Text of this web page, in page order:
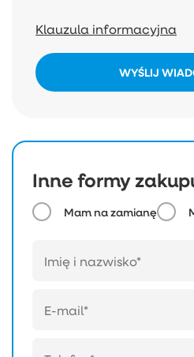
Klauzula informacyjna
WYŚLIJ
Inne formy
Mam na zamianę